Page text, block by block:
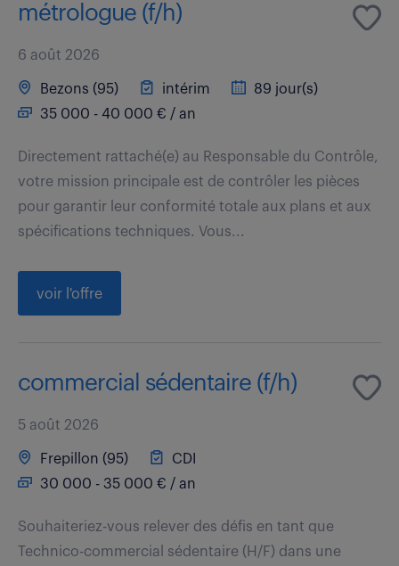
métrologue (f/h)
6 août 2026
Bezons (95) intérim
89 jour(s)
35 000 - 40 000 € / an
Directement rattaché(e) au Responsable du Contrôle,
votre mission principale est de contrôler les pièces
pour garantir leur conformité totale aux plans et aux
spécifications techniques. Vous...
voir l'offre
commercial sédentaire (f/h)
5 août 2026
Frepillon (95)
CDI
30 000 - 35 000 € / an
Souhaiteriez-vous relever des défis en tant que
Technico-commercial sédentaire (H/F) dans une